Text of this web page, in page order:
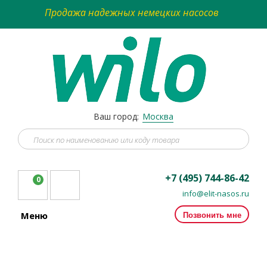
Продажа надежных немецких насосов
Ваш город: Москва
0 +7 (495) 744-86-42
info@elit-nasos.ru
Позвонить мне
Меню